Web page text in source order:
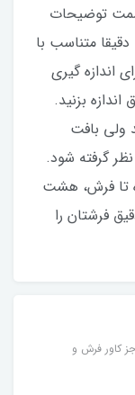
توضیحات
متناسب با
اندازه گیری
بزنید.
ولی بافت
گرفته شود.
تا فرش، هشت
فرشتان را
(به جز کاور فرش و